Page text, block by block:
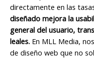
directamente en las
diseñado mejora la
general del usuario,
leales. En MLL Media,
de diseño web que no